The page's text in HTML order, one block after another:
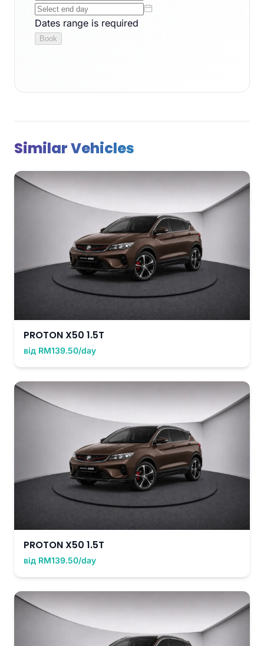
Similar Vehicles
PROTON X50 1.5T
від RM139.50/day
PROTON X50 1.5T
від RM139.50/day